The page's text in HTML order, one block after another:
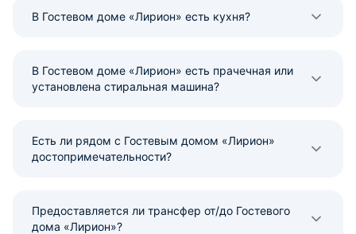
В Гостевом доме «Лирион» есть кухня?
В Гостевом доме «Лирион» есть прачечная или
установлена стиральная машина?
Есть ли рядом с Гостевым домом «Лирион»
достопримечательности?
Предоставляется ли трансфер от/до Гостевого
дома «Лирион»?